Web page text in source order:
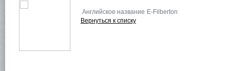
Английское название E-Filberton
Вернуться к списку